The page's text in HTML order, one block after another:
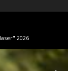
2026